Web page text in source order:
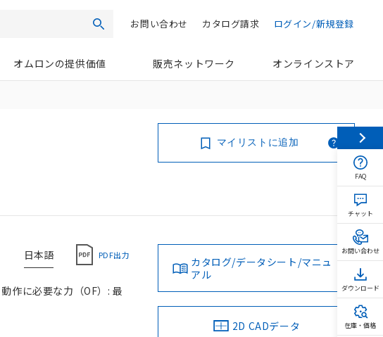
検索 ログイン/新規登録
カタログ請求
お問い合わせ
オムロンの提供価値 販売ネットワーク オンラインストア
マイリストに追加
日本語 PDF出力
作に必要な力（OF）: 最
カタログ/データシート/マニュ
アル
2D CADデータ
FAQ
チャット
お問い合わせ
ダウンロード
在庫・価格